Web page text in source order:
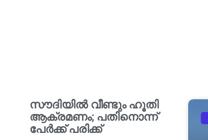
സൗദിയിൽ വീണ്ടും ഹൂതി
ആക്രമണം; പതിനൊന്ന്
പേർക്ക് പരിക്ക്